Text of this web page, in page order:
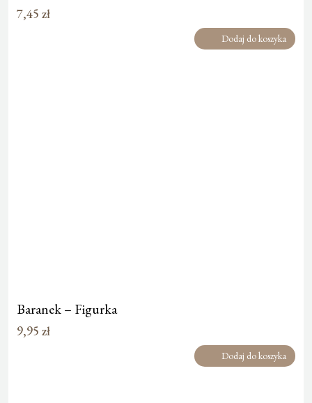
7,45 zł
Dodaj do koszyka
Baranek – Figurka
9,95 zł
Dodaj do koszyka